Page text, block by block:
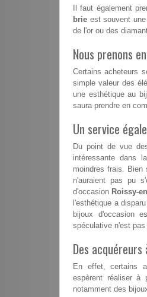
Il faut également
brie est souvent
de l'or ou des
Nous prenons
Certains acheteurs
simple valeur des
une esthétique au
saura prendre en
Un service
Du point de vue
intéressante dans
moindres frais. Bien
n'auraient pas pu
d'occasion Roissy-
l'esthétique a
bijoux d'occasion
spéculative n'est pas
Des
En effet, certains
espèrent réaliser à
notamment des